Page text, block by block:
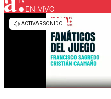
Los comentarios son
diálogo
EN VIVO